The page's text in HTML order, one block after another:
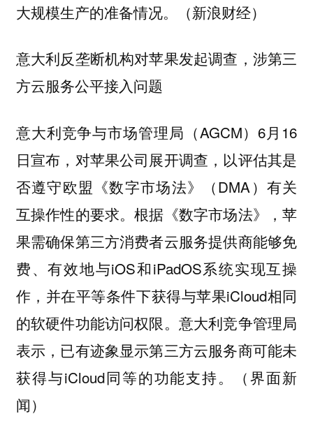
大规模生产的准备情况。（新浪财经）
意大利反垄断机构对苹果发起调查，涉第三
方云服务公平接入问题
意大利竞争与市场管理局（AGCM）6月16
日宣布，对苹果公司展开调查，以评估其是
否遵守欧盟《数字市场法》（DMA）有关
互操作性的要求。根据《数字市场法》，苹
果需确保第三方消费者云服务提供商能够免
费、有效地与iOS和iPadOS系统实现互操
作，并在平等条件下获得与苹果iCloud相同
的软硬件功能访问权限。意大利竞争管理局
表示，已有迹象显示第三方云服务商可能未
获得与iCloud同等的功能支持。（界面新
闻）